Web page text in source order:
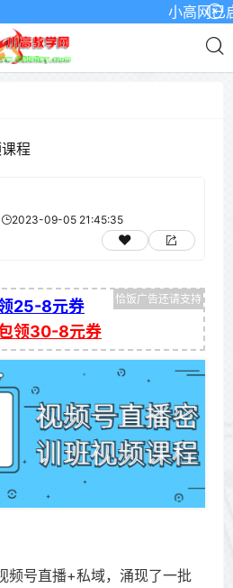
小高网已启
程
2023-09-05 21:45:35
25-8元券
领30-8元券
频号直播+私域，涌现了一批